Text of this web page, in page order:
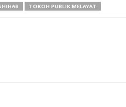
TOKOH PUBLIK MELAYAT